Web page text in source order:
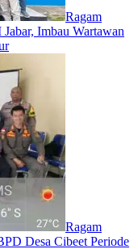
Ragam
Imbau Wartawan
Ragam
Desa Cibeet Periode